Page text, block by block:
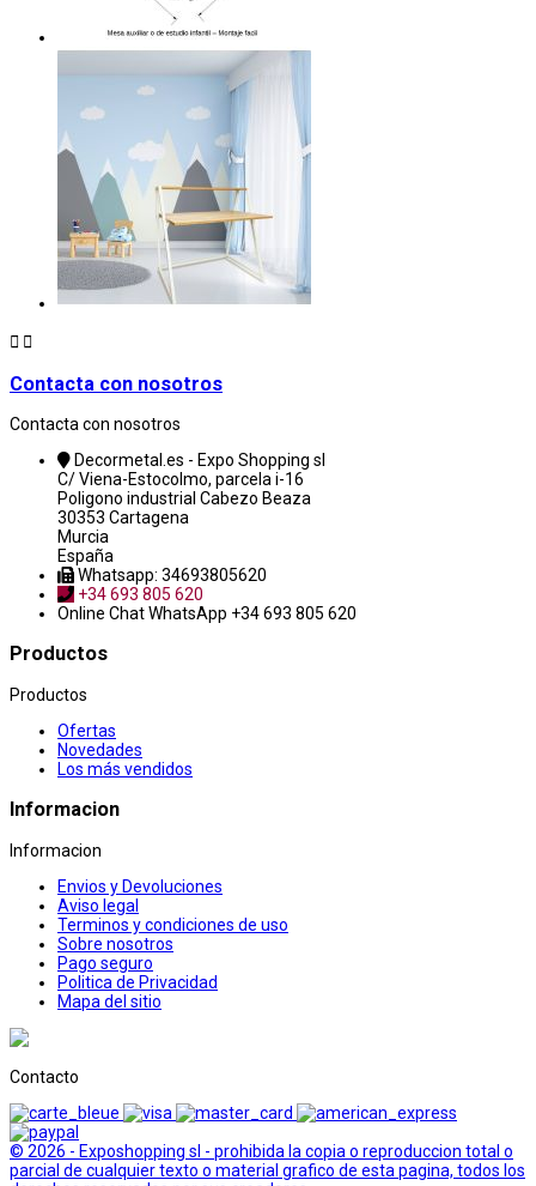
 
Contacta con nosotros
Contacta con nosotros
Decormetal.es - Expo Shopping sl
C/ Viena-Estocolmo, parcela i-16
Poligono industrial Cabezo Beaza
30353 Cartagena
Murcia
España
Whatsapp: 34693805620
+34 693 805 620
Online ChatWhatsApp +34 693 805 620
Productos
Productos
Ofertas
Novedades
Los más vendidos
Informacion
Informacion
Envios y Devoluciones
Aviso legal
Terminos y condiciones de uso
Sobre nosotros
Pago seguro
Politica de Privacidad
Mapa del sitio
Contacto
© 2026 - Exposhopping sl - prohibida la copia o reproduccion total o
parcial de cualquier texto o material grafico de esta pagina, todos los